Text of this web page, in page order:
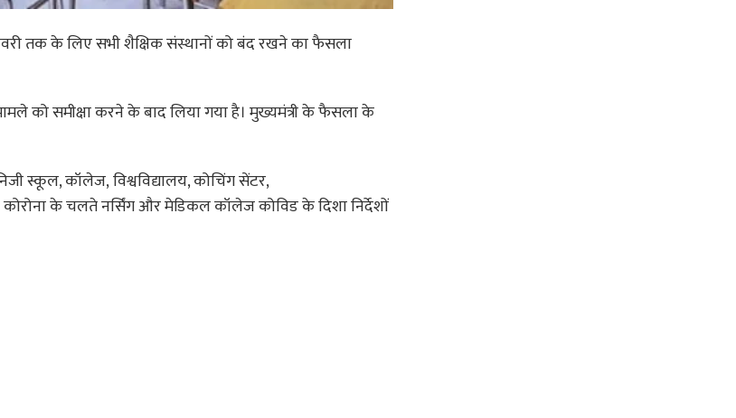
तक के लिए सभी शैक्षिक संस्थानों को बंद रखने का फैसला
को समीक्षा करने के बाद लिया गयाहै। मुख्यमंत्री के फैसला के
स्कूल, कॉलेज,विश्वविद्यालय, कोचिंग सेंटर,
कोरोनाके चलते नर्सिंग औरमेडिकलकॉलेजकोविडके दिशा निर्देशों